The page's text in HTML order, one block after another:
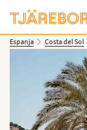
Espanja Costa del Sol